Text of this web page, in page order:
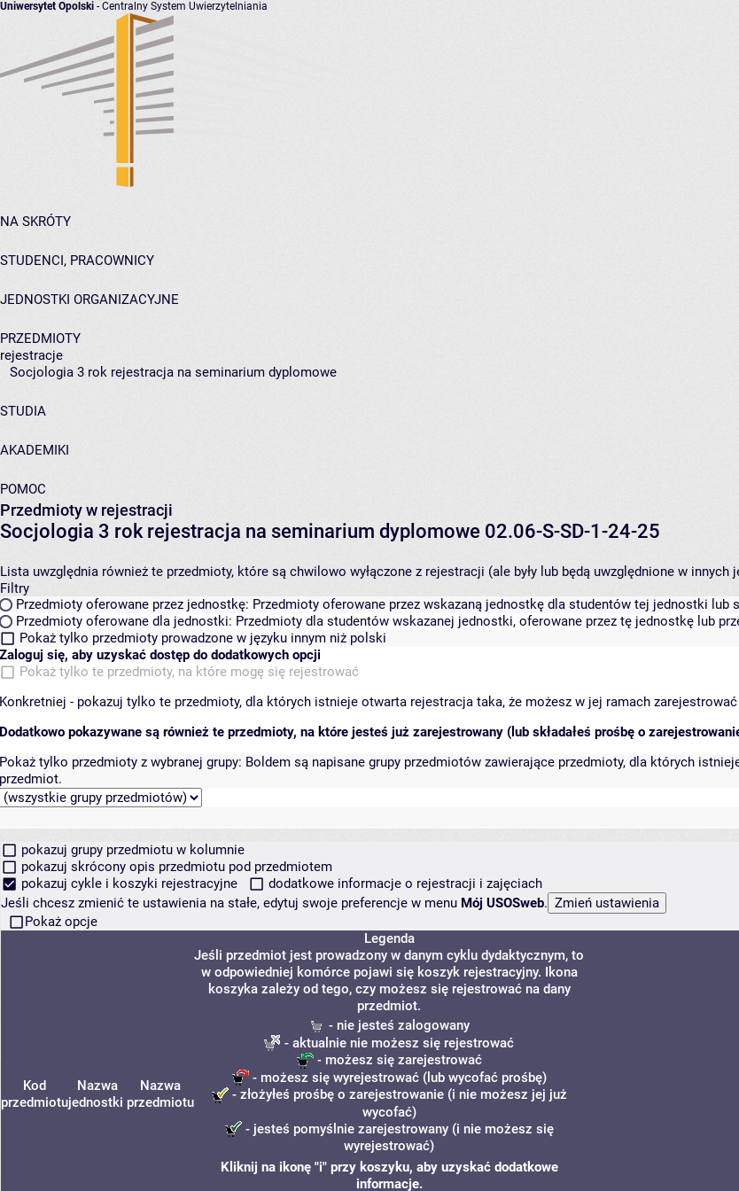
Uniwersytet Opolski - Centralny System Uwierzytelniania
NA SKRÓTY
STUDENCI, PRACOWNICY
JEDNOSTKI ORGANIZACYJNE
PRZEDMIOTY
rejestracje
Socjologia 3 rok rejestracja na seminarium dyplomowe
STUDIA
AKADEMIKI
POMOC
Przedmioty w rejestracji
Socjologia 3 rok rejestracja na seminarium dyplomowe 02.06-S-SD-1-24-25
Lista uwzględnia również te przedmioty, które są chwilowo wyłączone z rejestracji (ale były lub będą uwzględnione w innych
Filtry
Przedmioty oferowane przez jednostkę: Przedmioty oferowane przez wskazaną jednostkę dla studentów tej jednostki
Przedmioty oferowane dla jednostki: Przedmioty dla studentów wskazanej jednostki, oferowane przez tę jednostkę lub
Pokaż tylko przedmioty prowadzone w języku innym niż polski
Zaloguj się, aby uzyskać dostęp do dodatkowych opcji
Pokaż tylko te przedmioty, na które mogę się rejestrować
Konkretniej - pokazuj tylko te przedmioty, dla których istnieje otwarta rejestracja taka, że możesz w jej ramach
Dodatkowo pokazywane są również te przedmioty, na które jesteś już zarejestrowany (lub składałeś prośbę o
Pokaż tylko przedmioty z wybranej grupy: Boldem są napisane grupy przedmiotów zawierające przedmioty, dla których
przedmiot.
pokazuj grupy przedmiotu w kolumnie
pokazuj skrócony opis przedmiotu pod przedmiotem
pokazuj cykle i koszyki rejestracyjne
dodatkowe informacje o rejestracji i zajęciach
Jeśli chcesz zmienić te ustawienia na stałe, edytuj swoje preferencje w menu Mój USOSweb.
Pokaż opcje
Kod
przedmiotu
Nazwa
jednostki
Nazwa
przedmiotu
Legenda
Jeśli przedmiot jest prowadzony w danym cyklu dydaktycznym, to
w odpowiedniej komórce pojawi się koszyk rejestracyjny. Ikona
koszyka zależy od tego, czy możesz się rejestrować na dany
przedmiot.
- nie jesteś zalogowany
- aktualnie nie możesz się rejestrować
- możesz się zarejestrować
- możesz się wyrejestrować (lub wycofać prośbę)
- złożyłeś prośbę o zarejestrowanie (i nie możesz jej już
wycofać)
- jesteś pomyślnie zarejestrowany (i nie możesz się
wyrejestrować)
Kliknij na ikonę "i" przy koszyku, aby uzyskać dodatkowe
informacje.